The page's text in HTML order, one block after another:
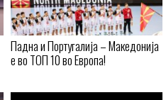
Падна и Португалија – Македонија
е во ТОП 10 во Европа!